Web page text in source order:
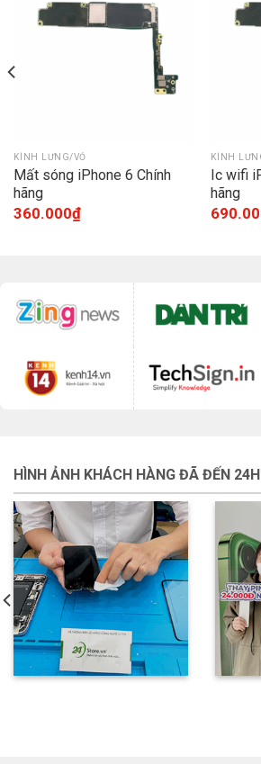
KÍNH LƯNG/VỎ
Mất sóng iPhone 6 Chính
hãng
360.000₫
KÍNH
Ic wifi
hãng
HÌNH ẢNH KHÁCH HÀNG ĐÃ ĐẾN